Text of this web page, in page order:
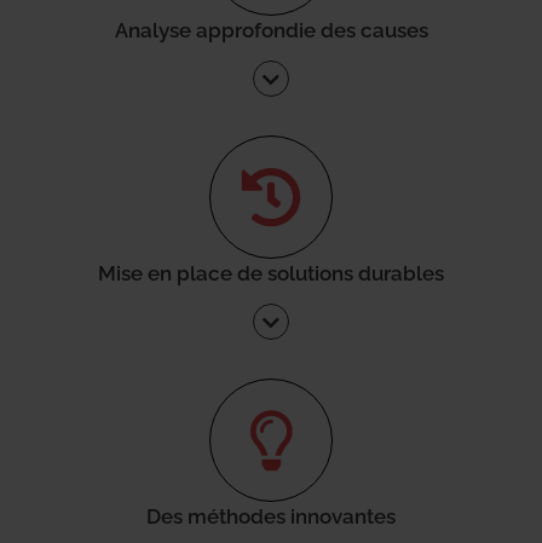
Analyse approfondie des causes
Mise en place de solutions durables
Des méthodes innovantes